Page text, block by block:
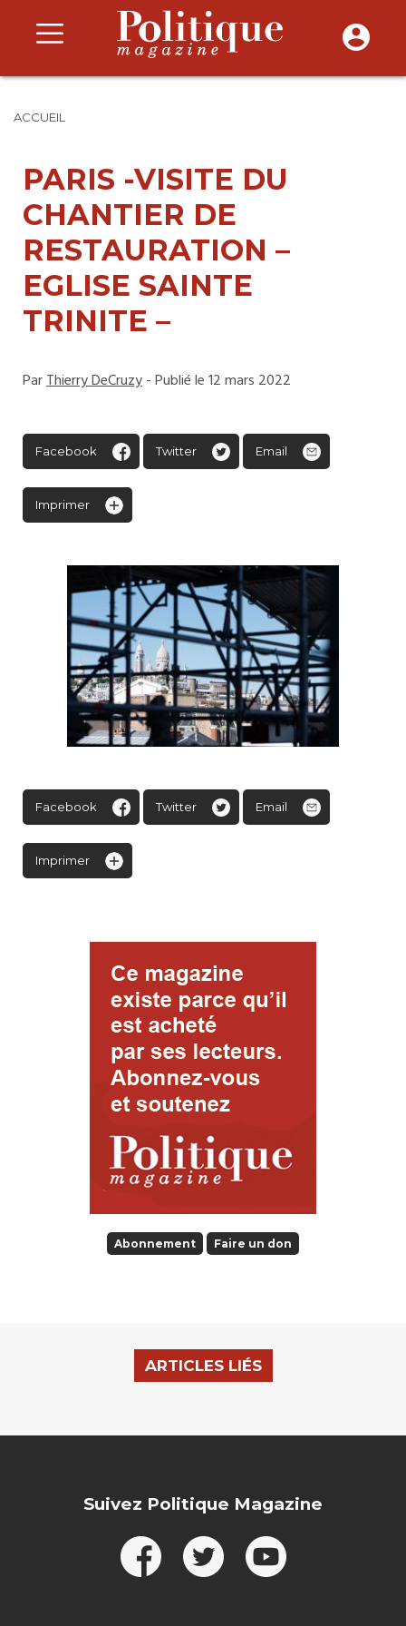
ACCUEIL
PARIS -VISITE DU
CHANTIER DE
RESTAURATION –
EGLISE SAINTE
TRINITE –
ParThierry DeCruzy- Publié le 12 mars 2022
Facebook Twitter Email
Imprimer
Facebook Twitter Email
Imprimer
Abonnement Faire un don
ARTICLES LIÉS
Suivez Politique Magazine